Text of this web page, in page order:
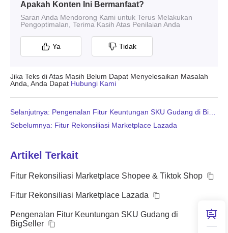
Apakah Konten Ini Bermanfaat?
Saran Anda Mendorong Kami untuk Terus Melakukan
Pengoptimalan, Terima Kasih Atas Penilaian Anda
Ya Tidak
Jika Teks di Atas Masih Belum Dapat Menyelesaikan Masalah
Anda, Anda Dapat Hubungi Kami
Sebelumnya: Fitur Rekonsiliasi Marketplace Lazada
Artikel Terkait
Fitur Rekonsiliasi Marketplace Shopee & Tiktok Shop
Fitur Rekonsiliasi Marketplace Lazada
Pengenalan Fitur Keuntungan SKU Gudang di
BigSeller